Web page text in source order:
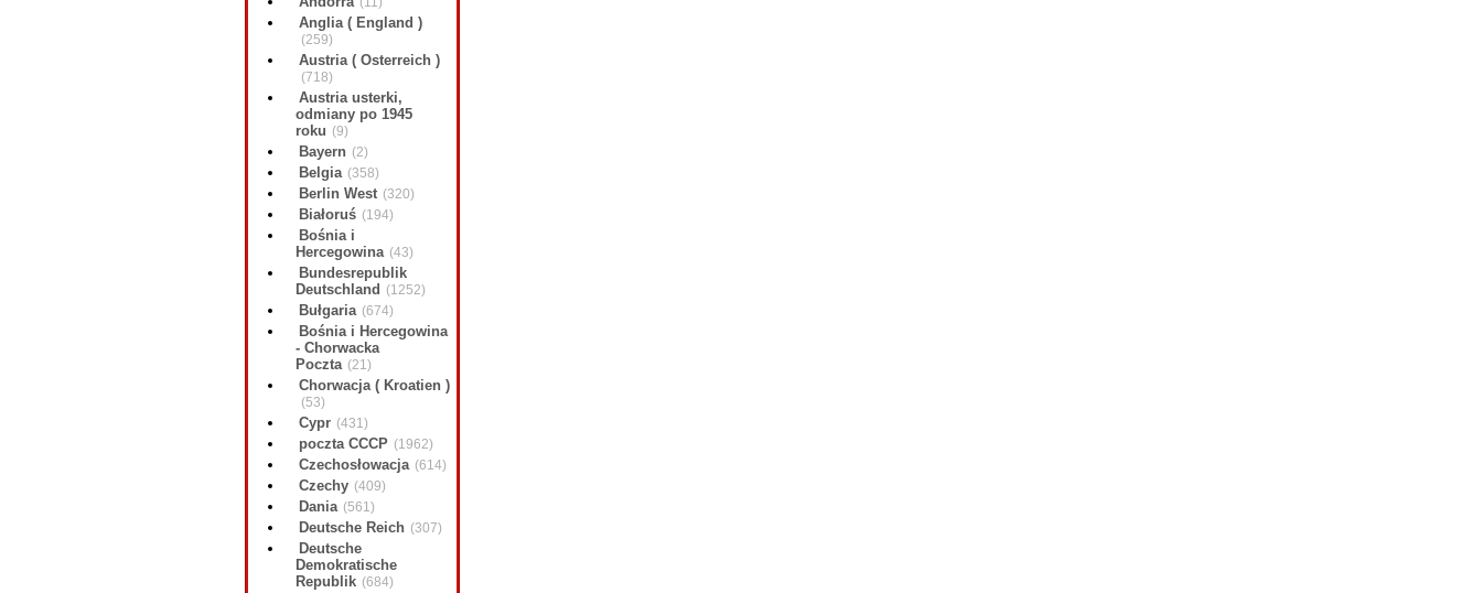
Anglia ( England )
(259)
Austria ( Osterreich )
(718)
Austria usterki,
odmiany po 1945
roku (9)
Bayern (2)
Belgia (358)
Berlin West (320)
Białoruś (194)
Bośnia i
Hercegowina (43)
Bundesrepublik
Deutschland
(1252)
Bułgaria (674)
Bośnia i Hercegowina
- Chorwacka
Poczta (21)
Chorwacja ( Kroatien )
(53)
Cypr (431)
poczta CCCP (1962)
Czechosłowacja (614)
Czechy (409)
Dania (561)
Deutsche Reich (307)
Deutsche
Demokratische
Republik (684)